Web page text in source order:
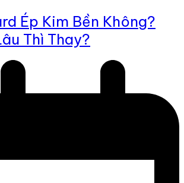
Ép Kim Bền Không?
Thì Thay?